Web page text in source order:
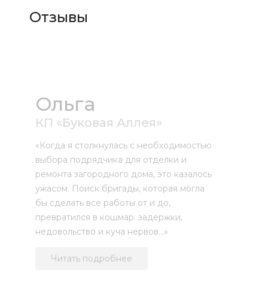
Отзывы
Ольга
КП «Буковая Аллея»
«Когда я столкнулась с необходимостью
выбора подрядчика для отделки и
ремонта загородного дома, это казалось
ужасом. Поиск бригады, которая могла
бы сделать все работы от и до,
превратился в кошмар: задержки,
недовольство и куча нервов…»
Читать подробнее